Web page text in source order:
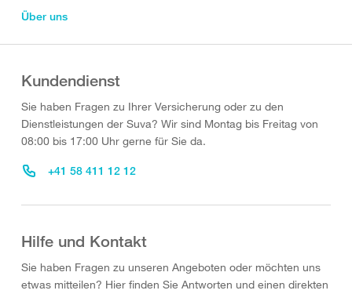
Über uns
Kundendienst
Sie haben Fragen zu Ihrer Versicherung oder zu den
Dienstleistungen der Suva? Wir sind Montag bis Freitag von
08:00 bis 17:00 Uhr gerne für Sie da.
+41 58 411 12 12
Hilfe und Kontakt
Sie haben Fragen zu unseren Angeboten oder möchten uns
etwas mitteilen? Hier finden Sie Antworten und einen direkten